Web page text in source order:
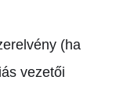
(ha
vezetői